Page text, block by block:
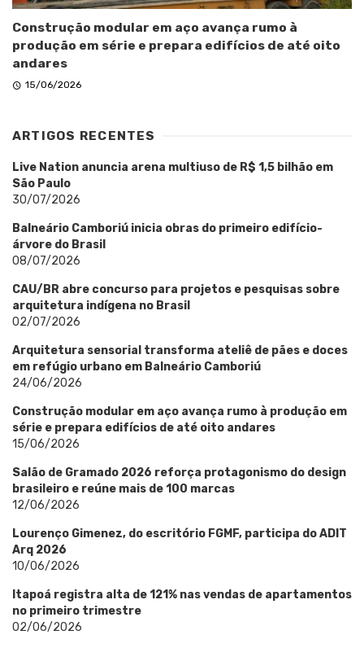
Construção modular em aço avança rumo à
produção em série e prepara edifícios de até oito
andares
15/06/2026
ARTIGOS RECENTES
Live Nation anuncia arena multiuso de R$ 1,5 bilhão em
São Paulo
30/07/2026
Balneário Camboriú inicia obras do primeiro edifício-
árvore do Brasil
08/07/2026
CAU/BR abre concurso para projetos e pesquisas sobre
arquitetura indígena no Brasil
02/07/2026
Arquitetura sensorial transforma ateliê de pães e doces
em refúgio urbano em Balneário Camboriú
24/06/2026
Construção modular em aço avança rumo à produção em
série e prepara edifícios de até oito andares
15/06/2026
Salão de Gramado 2026 reforça protagonismo do design
brasileiro e reúne mais de 100 marcas
12/06/2026
Lourenço Gimenez, do escritório FGMF, participa do ADIT
Arq 2026
10/06/2026
Itapoá registra alta de 121% nas vendas de apartamentos
no primeiro trimestre
02/06/2026